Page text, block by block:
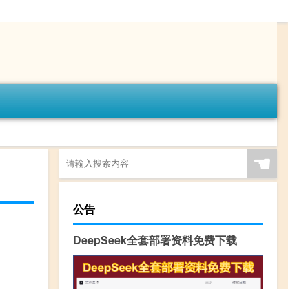
☚
公告
DeepSeek全套部署资料免费下载